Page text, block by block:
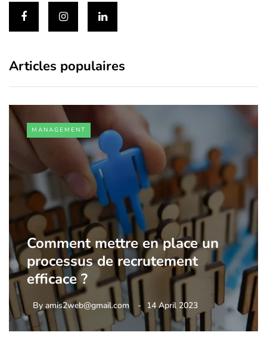
Articles populaires
MANAGEMENT
Comment mettre en place un
processus de recrutement
efficace ?
By amis2web@gmail.com 14 April 2023